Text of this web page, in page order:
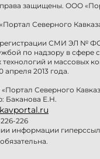
защищены. ООО
Северного
СМИ ЭЛ № ФС
по надзору в сфере
и массовых
апреля 2013 года.
Северного
Баканова Е.Н.
226
информации
обязательна.